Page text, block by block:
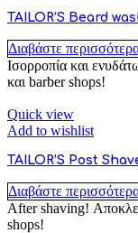
TAILOR’S Beard
Διαβάστε
Ισορροπία και
και barber shops!
Quick view
Add to wishlist
TAILOR’S Post
Διαβάστε
After shaving!
shops!